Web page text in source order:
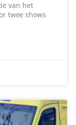
van het
twee shows